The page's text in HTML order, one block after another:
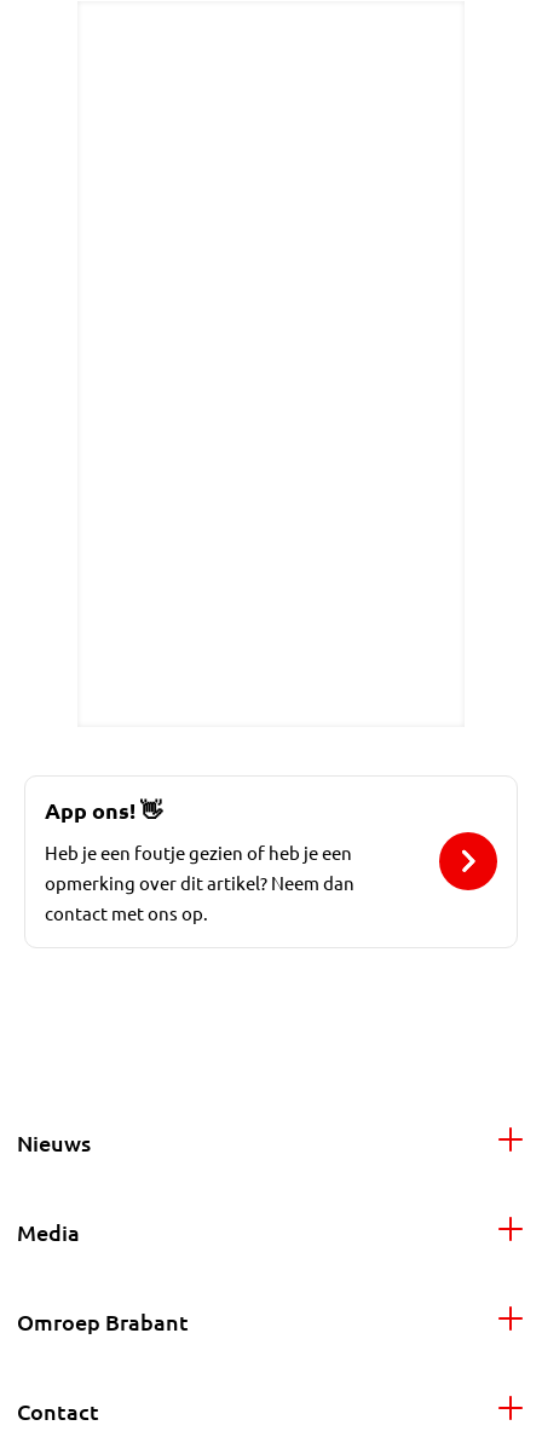
App ons! 👋
Heb je een foutje gezien of heb je een
opmerking over dit artikel? Neem dan
contact met ons op.
Nieuws
Media
Omroep Brabant
Contact